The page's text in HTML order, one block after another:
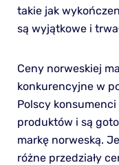
takie jak
są wyjątkowe i
Ceny norweskiej
konkurencyjne w
Polscy
produktów i są
markę norweską.
różne przedziały